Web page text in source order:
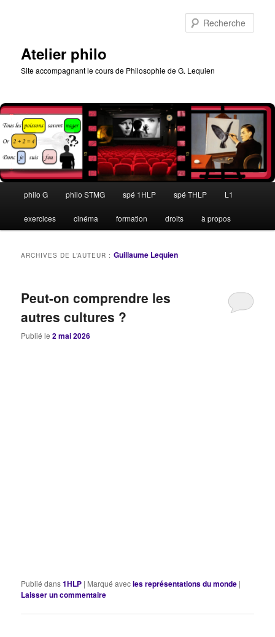
Atelier philo
Site accompagnant le cours de Philosophie de G. Lequien
principal
philo G philo STMG spé 1HLP spé THLP L1
exercices cinéma formation droits à propos
ARCHIVES DE L’AUTEUR :Guillaume Lequien
Peut-on comprendre les
autres cultures ?
Publié le2 mai 2026
Publié dans1HLP | Marqué avecles représentations du monde |
Laisser un commentaire